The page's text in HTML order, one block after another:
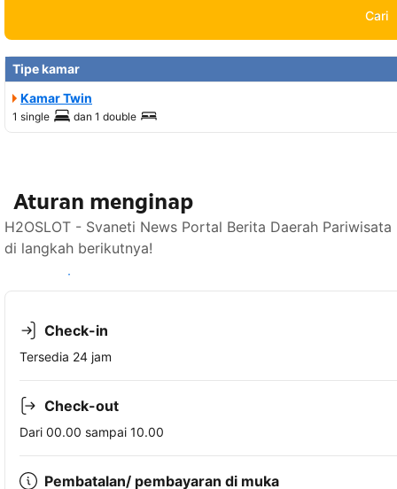
Cari
Tipe kamar
Kamar Twin
1 single dan 1 double
Aturan menginap
H2OSLOT - Svaneti News Portal Berita Daerah
di langkah berikutnya!
Lihat ketersediaan
Check-in
Tersedia 24 jam
Check-out
Dari 00.00 sampai 10.00
Pembatalan/ pembayaran di muka